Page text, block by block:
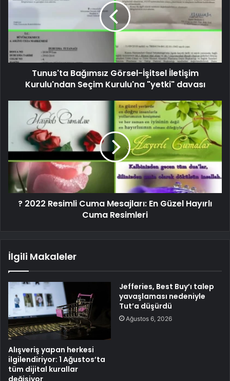
Tunus'ta Bağımsız Görsel-İşitsel İletişim
Kurulu'ndan Seçim Kurulu'na "yetki" davası
? 2022 Resimli Cuma Mesajları: En Güzel Hayırlı
Cuma Resimleri
İlgili Makaleler
Alışveriş yapan herkesi
ilgilendiriyor: 1 Ağustos’ta
tüm dijital kurallar
değişiyor
Jefferies, Best Buy’ı talep
yavaşlaması nedeniyle
Tut’a düşürdü
Ağustos 6, 2026